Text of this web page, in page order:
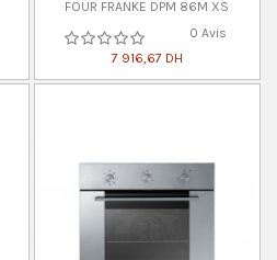
FOUR FRANKE DPM 86M XS
0 Avis
7 916,67 DH